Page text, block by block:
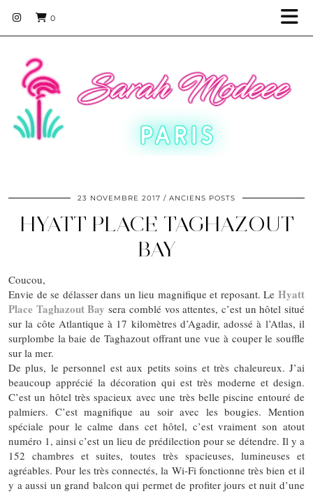
0
23 NOVEMBRE 2017 ANCIENS POSTS
HYATT PLACE TAGHAZOUT
BAY
Coucou,
Envie de se délasser dans un lieu magnifique et reposant. Le Hyatt
Place Taghazout Bay sera comblé vos attentes, c’est un hôtel situé
sur la côte Atlantique à 17 kilomètres d’Agadir, adossé à l’Atlas, il
surplombe la baie de Taghazout offrant une vue à couper le souffle
sur la mer.
De plus, le personnel est aux petits soins et très chaleureux. J’ai
beaucoup apprécié la décoration qui est très moderne et design.
C’est un hôtel très spacieux avec une très belle piscine entouré de
palmiers. C’est magnifique au soir avec les bougies. Mention
spéciale pour le calme dans cet hôtel, c’est vraiment son atout
numéro 1, ainsi c’est un lieu de prédilection pour se détendre. Il y a
152 chambres et suites, toutes très spacieuses, lumineuses et
agréables. Pour les très connectés, la Wi-Fi fonctionne très bien et il
y a aussi un grand balcon qui permet de profiter jours et nuit d’une